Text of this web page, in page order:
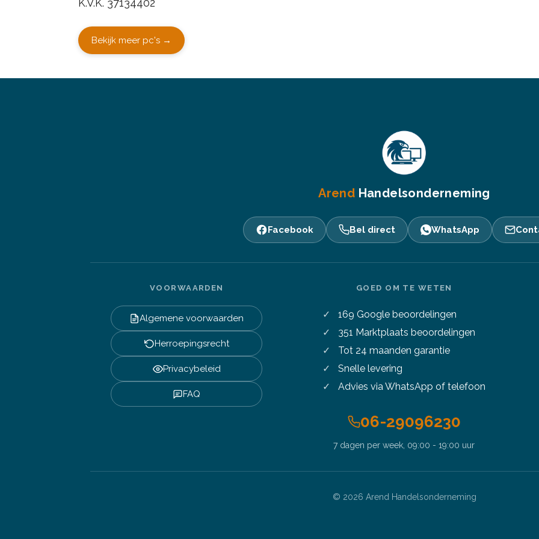
Bekijk meer pc's →
Arend Handelsonderneming
Facebook Bel direct WhatsApp
VOORWAARDEN
Algemene voorwaarden
Herroepingsrecht
Privacybeleid
FAQ
GOED OM TE WETEN
169 Google beoordelingen
351 Marktplaats beoordelingen
Tot 24 maanden garantie
Snelle levering
Advies via WhatsApp of telefoon
06-29096230
7 dagen per week, 09:00 - 19:00 uur
© 2026 Arend Handelsonderneming